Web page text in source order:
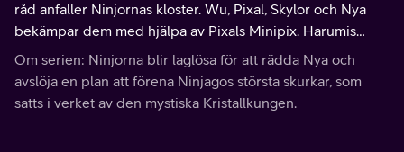
råd anfaller Ninjornas kloster. Wu, Pixal, Skylor och Nya
bekämpar dem med hjälpa av Pixals Minipix. Harumis
kristallspindlar spränger klostret. Skurkarna kommer
undan med Spinjitsus Vapen.
Om serien: Ninjorna blir laglösa för att rädda Nya och
avslöja en plan att förena Ninjagos största skurkar, som
satts i verket av den mystiska Kristallkungen.